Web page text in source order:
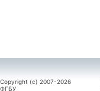
Copyright (c) 2007-2026
ФГБУ